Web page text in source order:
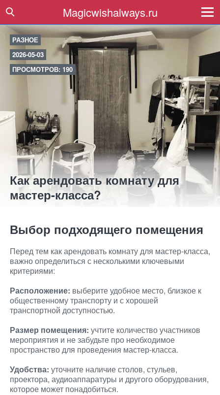
Magicwishalways.ru
РАЗНОЕ
2026-05-03
ПРОСМОТРОВ: 190
Как арендовать комнату для
мастер-класса?
Выбор подходящего помещения
Перед тем как арендовать комнату для мастер-класса,
важно определиться с несколькими ключевыми
критериями:
Расположение: выберите удобное место, близкое к
общественному транспорту и с хорошей
транспортной доступностью.
Размер помещения: учтите количество участников
мероприятия и не забудьте про необходимое
пространство для проведения мастер-класса.
Удобства: уточните наличие столов, стульев,
проектора, аудиоаппаратуры и другого оборудования,
которое может понадобиться.